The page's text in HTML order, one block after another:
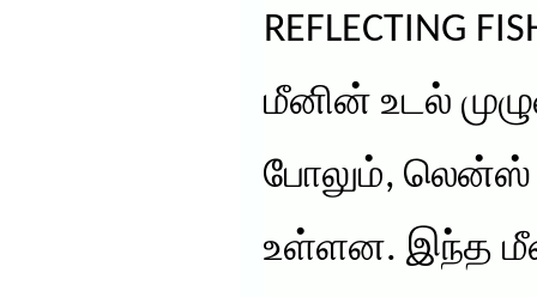
REFLECTING
மீனின் உடல்
போலும், லென்ஸ்
உள்ளன. இந்த